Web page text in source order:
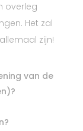
overleg
Het zal
zijn!
van de